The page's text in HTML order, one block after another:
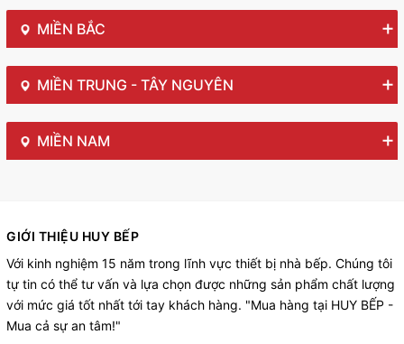
MIỀN BẮC
MIỀN TRUNG - TÂY NGUYÊN
MIỀN NAM
GIỚI THIỆU HUY BẾP
Với kinh nghiệm 15 năm trong lĩnh vực thiết bị nhà bếp. Chúng tôi
tự tin có thể tư vấn và lựa chọn được những sản phẩm chất lượng
với mức giá tốt nhất tới tay khách hàng. "Mua hàng tại HUY BẾP -
Mua cả sự an tâm!"